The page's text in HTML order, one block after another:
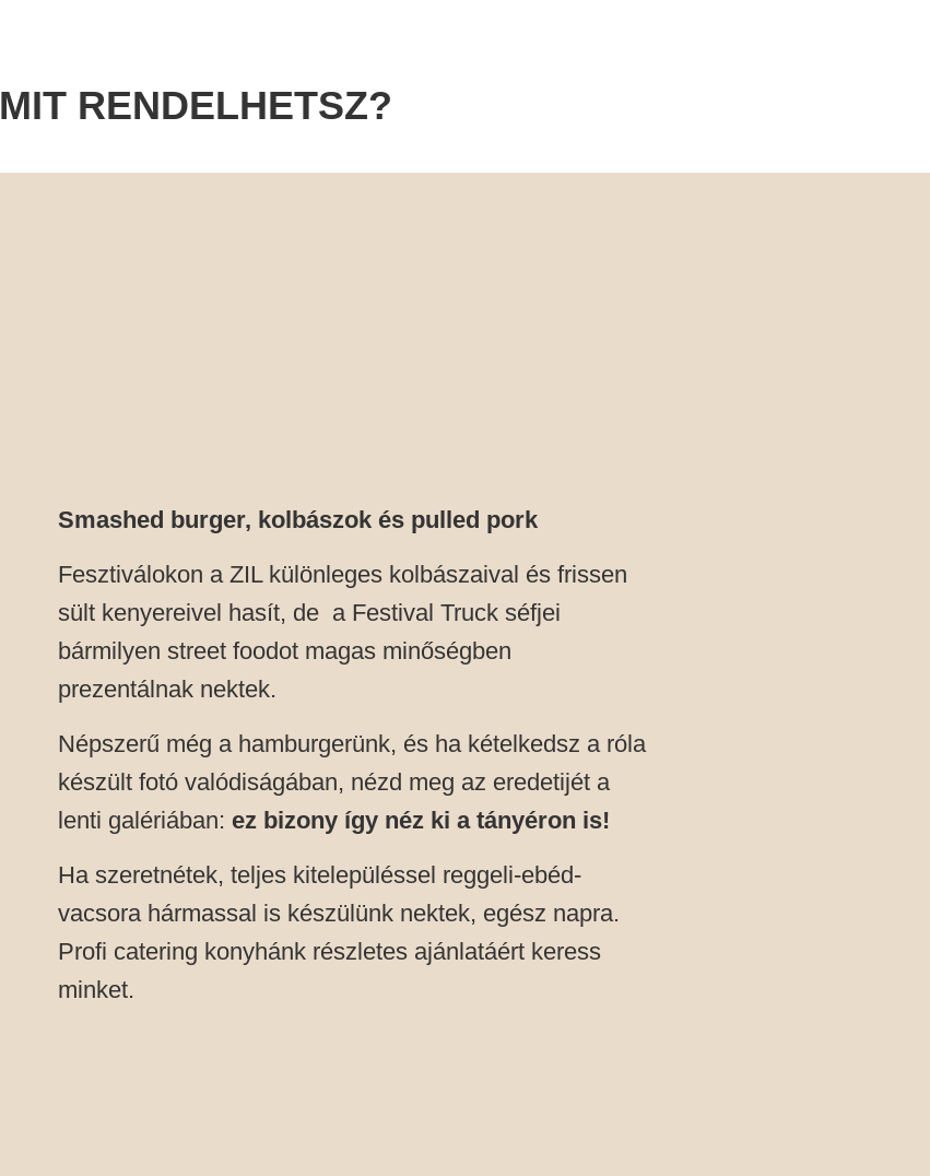
MIT RENDELHETSZ?
Smashed burger, kolbászok és pulled pork
Fesztiválokon a ZIL különleges kolbászaival és frissen
sült kenyereivel hasít, de a Festival Truck séfjei
bármilyen street foodot magas minőségben
prezentálnak nektek.
Népszerű még a hamburgerünk, és ha kételkedsz a róla
készült fotó valódiságában, nézd meg az eredetijét a
lenti galériában: ez bizony így néz ki a tányéron is!
Ha szeretnétek, teljes kitelepüléssel reggeli-ebéd-
vacsora hármassal is készülünk nektek, egész napra.
Profi catering konyhánk részletes ajánlatáért keress
minket.